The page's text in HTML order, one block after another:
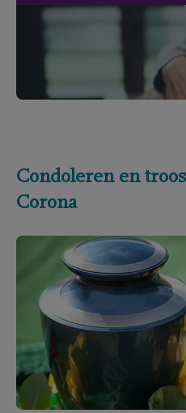
Condoleren en
Corona